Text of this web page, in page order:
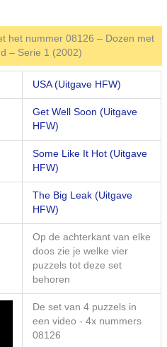
het nummer 08126 – Dozen met
– Serie 1 (2002)
USA (Uitgave HFW)
Get Well Soon (Uitgave
HFW)
Some Like It Hot (Uitgave
HFW)
The Big Leak (Uitgave
HFW)
Op de achterkant van elke
doos zie je welke vier
puzzels tot deze set
behoren
De set van 4 puzzels in
een video - 4x nummers
08126